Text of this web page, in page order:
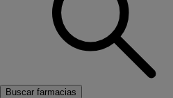
Buscar farmacias